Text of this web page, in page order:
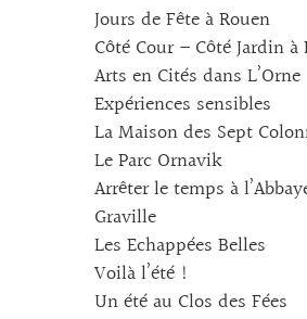
Jours de Fête à Rouen
Côté Cour – Côté Jardin à
Arts en Cités dans L’Orne
Expériences sensibles
La Maison des Sept
Le Parc Ornavik
Arrêter le temps à
Graville
Les Echappées Belles
Voilà l’été !
Un été au Clos des Fées